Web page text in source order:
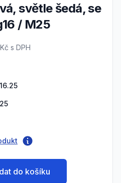
/ M25
s DPH
s DPH
do košíku